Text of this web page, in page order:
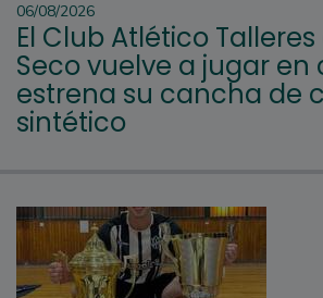
06/08/2026
El Club Atlético
Seco vuelve a jugar en
estrena su cancha de
sintético